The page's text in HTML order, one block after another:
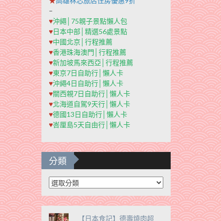
–
♥沖繩│75親子景點懶人包
♥日本中部│精選56處景點
♥中國北京│行程推薦
♥香港珠海澳門│行程推薦
♥新加坡馬來西亞│行程推薦
♥東京7日自助行│懶人卡
♥沖繩4日自助行│懶人卡
♥關西親7日自助行│懶人卡
♥北海道自駕9天行│懶人卡
♥德國13日自助行│懶人卡
♥峇厘島5天自由行│懶人卡
分類
分
類
【日本食記】德壽燒肉超